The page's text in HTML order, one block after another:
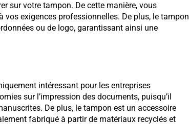
sur votre tampon. De cette manière, vous
exigences professionnelles. De plus, le tampon
ou de logo, garantissant ainsi une
intéressant pour les entreprises
sur l’impression des documents, puisqu’il
De plus, le tampon est un accessoire
fabriqué à partir de matériaux recyclés et